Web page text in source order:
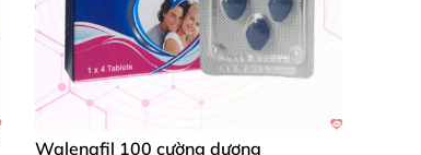
Walenafil 100 cường dương